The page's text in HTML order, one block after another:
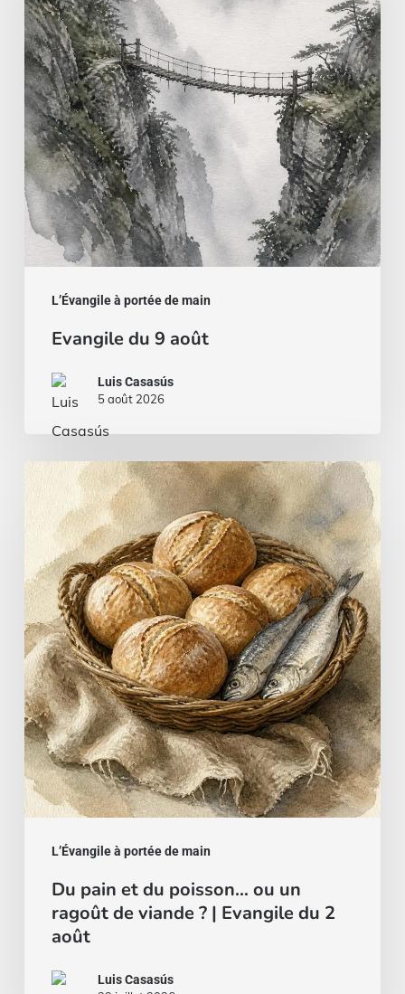
L’Évangile à portée de main
août
Evangile du 9 août
Luis Casasús
5 août 2026
L’Évangile à portée de main
pain
poisson…
ou
un
ragoût
de
viande
?
Evangile
août
Du pain et du poisson… ou un
ragoût de viande ? | Evangile du 2
août
Luis Casasús